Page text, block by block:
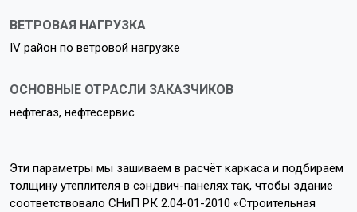
ВЕТРОВАЯ НАГРУЗКА
IV район по ветровой нагрузке
ОСНОВНЫЕ ОТРАСЛИ ЗАКАЗЧИКОВ
нефтегаз, нефтесервис
Эти параметры мы зашиваем в расчёт каркаса и подбираем
толщину утеплителя в сэндвич-панелях так, чтобы здание
соответствовало СНиП РК 2.04-01-2010 «Строительная